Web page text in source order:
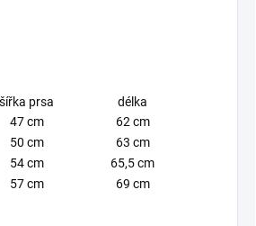
šířka prsa
délka
47 cm
62 cm
50 cm
63 cm
54 cm
65,5 cm
57 cm 69 cm